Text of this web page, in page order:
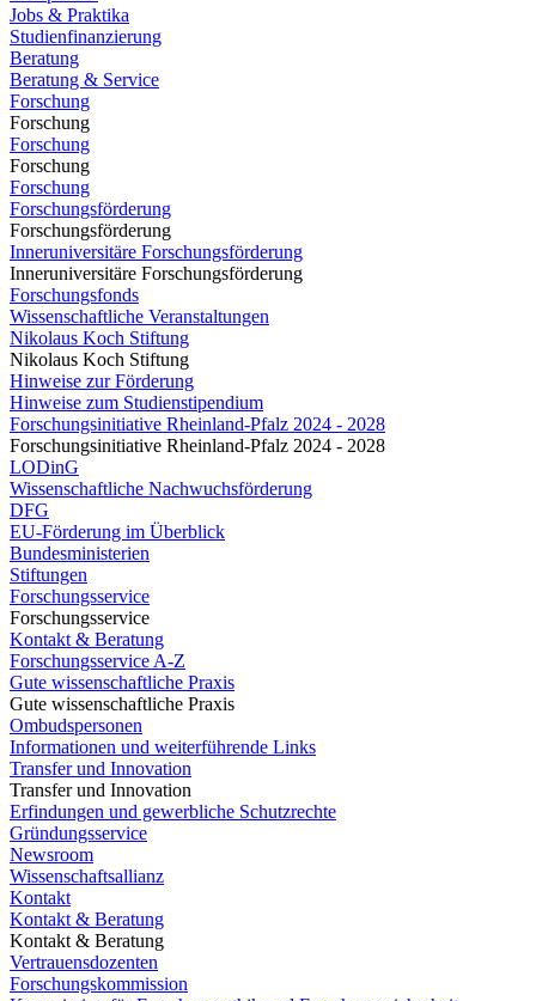
Jobs & Praktika
Studienfinanzierung
Beratung
Beratung & Service
Forschung
Forschung
Forschung
Forschung
Forschung
Forschungsförderung
Forschungsförderung
Inneruniversitäre Forschungsförderung
Inneruniversitäre Forschungsförderung
Forschungsfonds
Wissenschaftliche Veranstaltungen
Nikolaus Koch Stiftung
Nikolaus Koch Stiftung
Hinweise zur Förderung
Hinweise zum Studienstipendium
Forschungsinitiative Rheinland-Pfalz 2024 - 2028
Forschungsinitiative Rheinland-Pfalz 2024 - 2028
LODinG
Wissenschaftliche Nachwuchsförderung
DFG
EU-Förderung im Überblick
Bundesministerien
Stiftungen
Forschungsservice
Forschungsservice
Kontakt & Beratung
Forschungsservice A-Z
Gute wissenschaftliche Praxis
Gute wissenschaftliche Praxis
Ombudspersonen
Informationen und weiterführende Links
Transfer und Innovation
Transfer und Innovation
Erfindungen und gewerbliche Schutzrechte
Gründungsservice
Newsroom
Wissenschaftsallianz
Kontakt
Kontakt & Beratung
Kontakt & Beratung
Vertrauensdozenten
Forschungskommission